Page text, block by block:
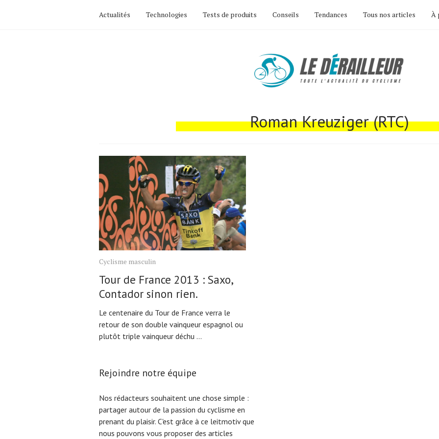
Actualités Technologies Tests de produits Conseils Tendances Tous nos articles À
Roman Kreuziger (RTC)
Cyclisme masculin
Tour de France 2013 : Saxo,
Contador sinon rien.
Le centenaire du Tour de France verra le
retour de son double vainqueur espagnol ou
plutôt triple vainqueur déchu ...
Rejoindre notre équipe
Nos rédacteurs souhaitent une chose simple :
partager autour de la passion du cyclisme en
prenant du plaisir. C'est grâce à ce leitmotiv que
nous pouvons vous proposer des articles